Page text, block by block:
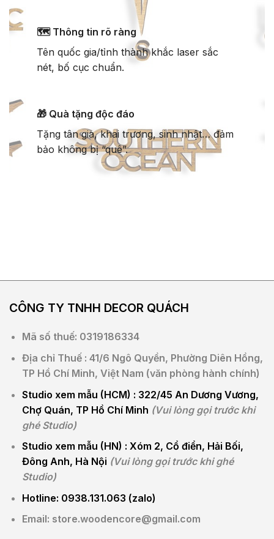
🗺️ Thông tin rõ ràng
Tên quốc gia/tỉnh thành khắc laser sắc
nét, bố cục chuẩn.
🎁 Quà tặng độc đáo
Tặng tân gia, khai trương, sinh nhật… đảm
bảo không bị “quê”.
CÔNG TY TNHH DECOR QUÁCH
Mã số thuế: 0319186334
Địa chỉ Thuế : 41/6 Ngô Quyền, Phường Diên Hồng,
TP Hồ Chí Minh, Việt Nam (văn phòng hành chính)
Studio xem mẫu (HCM) : 322/45 An Dương Vương,
Chợ Quán, TP Hồ Chí Minh (Vui lòng gọi trước khi
ghé Studio)
Studio xem mẫu (HN) : Xóm 2, Cổ điển, Hải Bối,
Đông Anh, Hà Nội (Vui lòng gọi trước khi ghé
Studio)
Hotline: 0938.131.063 (zalo)
Email: store.woodencore@gmail.com